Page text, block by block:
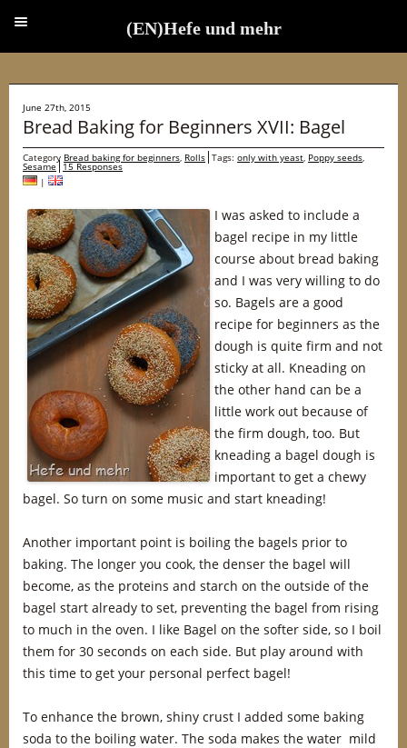
June 27th, 2015
Bread Baking for Beginners XVII: Bagel
Category Bread baking for beginners, Rolls Tags: only with yeast, Poppy seeds,
Sesame
15 Responses
|
I was asked to include a
bagel recipe in my little
course about bread baking
and I was very willing to do
so. Bagels are a good
recipe for beginners as the
dough is quite firm and not
sticky at all. Kneading on
the other hand can be a
little work out because of
the firm dough, too. But
kneading a bagel dough is
important to get a chewy
bagel. So turn on some music and start kneading!
Another important point is boiling the bagels prior to
baking. The longer you cook, the denser the bagel will
become, as the proteins and starch on the outside of the
bagel start already to set, preventing the bagel from rising
to much in the oven. I like Bagel on the softer side, so I boil
them for 30 seconds on each side. But play around with
this time to get your personal perfect bagel!
To enhance the brown, shiny crust I added some baking
soda to the boiling water. The soda makes the water mild
(EN)Hefe und mehr
(EN)Hefe und mehr